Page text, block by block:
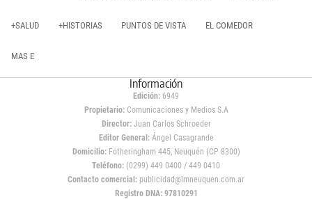
+SALUD +HISTORIAS PUNTOS DE VISTA EL COMEDOR
MAS E
Información
Edición: 6949
Propietario:Comunicaciones y Medios S.A
Director: Juan Carlos Schroeder
Editor General:Ángel Casagrande
Domicilio:Fotheringham 445, Neuquén (CP 8300)
Teléfono: (0299) 449 0400 / 449 0410
Contacto comercial: publicidad@lmneuquen.com.ar
Registro DNA: 97810291